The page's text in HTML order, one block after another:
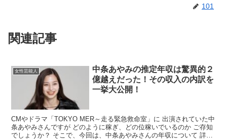
101
関連記事
女性芸能人
中条あやみの推定年収は驚異的２
億越えだった！その収入の内訳を
一挙大公開！
CMやドラマ「TOKYO MER～走る緊急救命室」に 出演されていた中
条あやみさんですが どのように稼ぎ、どの位稼いでいるのか ご存知
でしょうか？ そこで、今回は、中条あやみさんの年収について 詳し